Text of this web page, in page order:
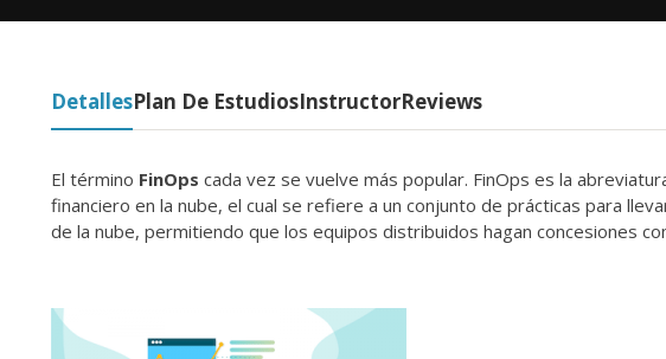
DetallesPlan De EstudiosInstructorReviews
El término FinOps cada vez se vuelve más popular. FinOps es la
financiero en la nube, el cual se refiere a un conjunto de prácticas para
de la nube, permitiendo que los equipos distribuidos hagan concesiones